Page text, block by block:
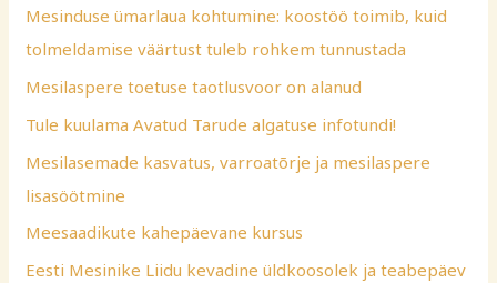
:Mesinduse ümarlaua kohtumine: koostöö toimib, kuid
tolmeldamise väärtust tuleb rohkem tunnustada
Mesilaspere toetuse taotlusvoor on alanud
Tule kuulama Avatud Tarude algatuse infotundi!
Mesilasemade kasvatus, varroatõrje ja mesilaspere
lisasöötmine
Meesaadikute kahepäevane kursus
Eesti Mesinike Liidu kevadine üldkoosolek ja teabepäev